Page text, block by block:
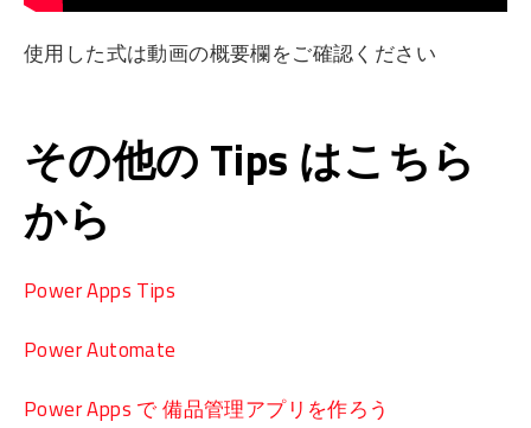
使用した式は動画の概要欄をご確認ください
その他の Tips はこちら
から
Power Apps Tips
Power Automate
Power Apps で 備品管理アプリを作ろう